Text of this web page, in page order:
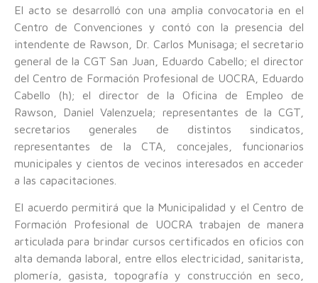
El acto se desarrolló con una amplia convocatoria en el
Centro de Convenciones y contó con la presencia del
intendente de Rawson, Dr. Carlos Munisaga; el secretario
general de la CGT San Juan, Eduardo Cabello; el director
del Centro de Formación Profesional de UOCRA, Eduardo
Cabello (h); el director de la Oficina de Empleo de
Rawson, Daniel Valenzuela; representantes de la CGT,
secretarios generales de distintos sindicatos,
representantes de la CTA, concejales, funcionarios
municipales y cientos de vecinos interesados en acceder
a las capacitaciones.
El acuerdo permitirá que la Municipalidad y el Centro de
Formación Profesional de UOCRA trabajen de manera
articulada para brindar cursos certificados en oficios con
alta demanda laboral, entre ellos electricidad, sanitarista,
plomería, gasista, topografía y construcción en seco,